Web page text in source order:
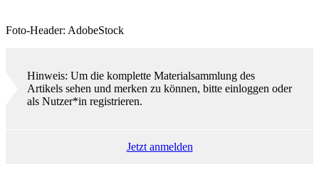
Foto-Header: AdobeStock
Hinweis: Um die komplette Materialsammlung des
Artikels sehen und merken zu können, bitte einloggen oder
als Nutzer*in registrieren.
Jetzt anmelden